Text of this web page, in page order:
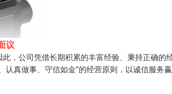
议
，公司凭借长期积累的丰富经验、秉持正确的
认真做事、守信如金”的经营原则，以诚信服务